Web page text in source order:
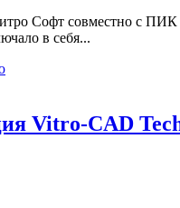
Софт совместно с
в себя...
Vitro-CAD